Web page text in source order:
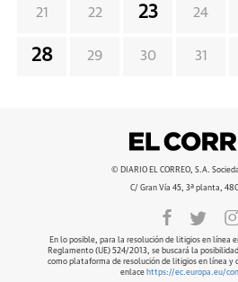
21 22 23 24
28 29 30 31
© DIARIO EL CORREO, S.A.
C/ Gran Vía 45, 3ª planta,
En lo posible, para la resolución de litigios en línea
Reglamento (UE) 524/2013, se buscará la
como plataforma de resolución de litigios en línea y
enlace https://ec.europa.eu/